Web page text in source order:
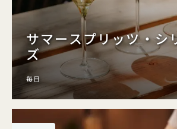
サマースプリッツ・シ
ズ
毎日